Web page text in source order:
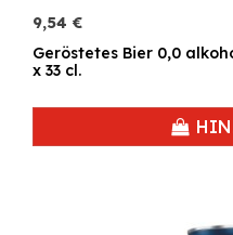
9,54 €
Geröstetes Bier 0,0
x 33 cl.